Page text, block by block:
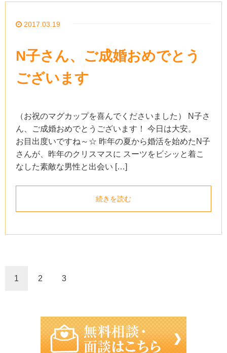
2017.03.19
N子さん、ご成婚おめでとう
ございます
（お祝のマグカップを喜んでくださいました） N子さ
ん、ご成婚おめでとうございます！ 今日は大安。
お目出度いですね～☆ 昨年の夏から婚活を始めたN子
さんが、昨年のクリスマスに スーツをビシッと着こ
なした素敵な男性と出会い […]
続きを読む
1 2 3